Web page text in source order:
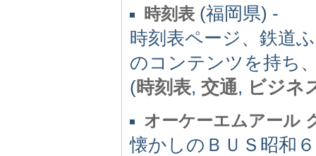
時刻表 (福岡県) -
時刻表ページ、鉄道
のコンテンツを持ち
(時刻表, 交通, ビジネ
オーケーエムアール
懐かしのＢＵＳ昭和